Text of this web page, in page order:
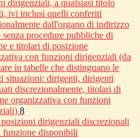
dirigenziali, a qualsiasi titolo
ivi inclusi quelli conferiti
dall'organo di indirizzo
procedure pubbliche di
e titolari di posizione
con funzioni dirigenziali (da
in tabelle che distinguano le
situazioni: dirigenti, dirigenti
discrezionalmente, titolari di
organizzativa con funzioni
8
dirigenziali discrezionali
funzione disponibili